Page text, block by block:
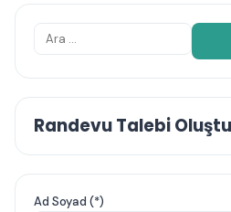
göre değişir. Bu nedenle işlem
değerlendirme ve doğru
Arama:
Randevu Talebi
Ad Soyad (*)